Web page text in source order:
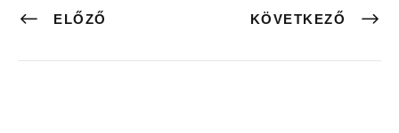
ELŐZŐ KÖVETKEZŐ